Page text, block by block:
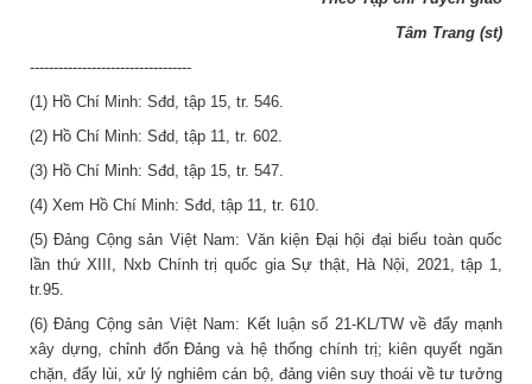
Tâm Trang (st)
----------------------------------
(1) Hồ Chí Minh: Sđd, tập 15, tr. 546.
(2) Hồ Chí Minh: Sđd, tập 11, tr. 602.
(3) Hồ Chí Minh: Sđd, tập 15, tr. 547.
(4) Xem Hồ Chí Minh: Sđd, tập 11, tr. 610.
(5) Đảng Cộng sản Việt Nam: Văn kiện Đại hội đại biểu toàn quốc
lần thứ XIII, Nxb Chính trị quốc gia Sự thật, Hà Nội, 2021, tập 1,
tr.95.
(6) Đảng Cộng sản Việt Nam: Kết luận số 21-KL/TW về đẩy mạnh
xây dựng, chỉnh đốn Đảng và hệ thống chính trị; kiên quyết ngăn
chặn, đẩy lùi, xử lý nghiêm cán bộ, đảng viên suy thoái về tư tưởng